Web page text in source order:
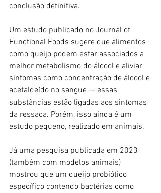
conclusão definitiva.
Um estudo publicado no Journal of
Functional Foods sugere que alimentos
como queijo podem estar associados a
melhor metabolismo do álcool e aliviar
sintomas como concentração de álcool e
acetaldeído no sangue — essas
substâncias estão ligadas aos sintomas
da ressaca. Porém, isso ainda é um
estudo pequeno, realizado em animais.
Já uma pesquisa publicada em 2023
(também com modelos animais)
mostrou que um queijo probiótico
específico contendo bactérias como